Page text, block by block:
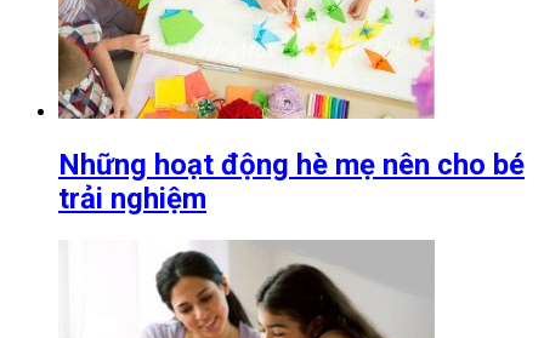
Những hoạt động hè mẹ nên cho bé
trải nghiệm